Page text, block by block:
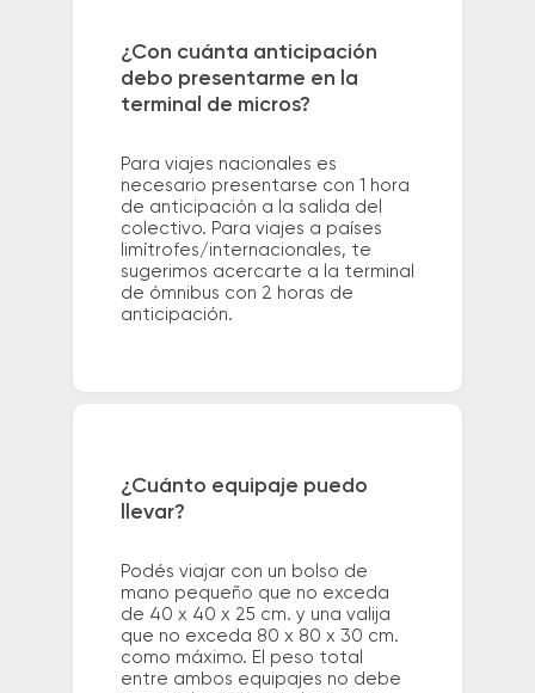
¿Con cuánta anticipación
debo presentarme en la
terminal de micros?
Para viajes nacionales es
necesario presentarse con 1 hora
de anticipación a la salida del
colectivo. Para viajes a países
limítrofes/internacionales, te
sugerimos acercarte a la terminal
de ómnibus con 2 horas de
anticipación.
¿Cuánto equipaje puedo
llevar?
Podés viajar con un bolso de
mano pequeño que no exceda
de 40 x 40 x 25 cm. y una valija
que no exceda 80 x 80 x 30 cm.
como máximo. El peso total
entre ambos equipajes no debe